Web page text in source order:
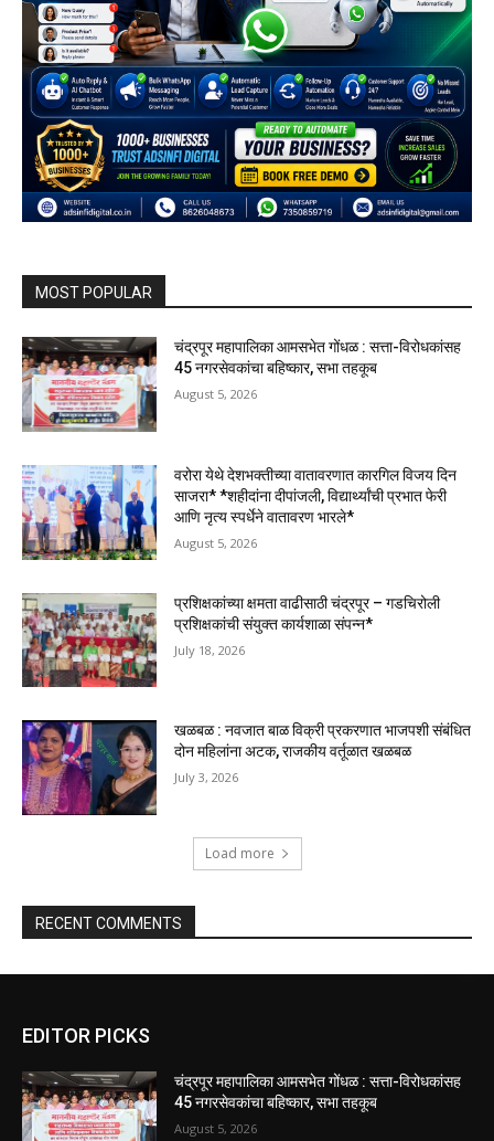
MOST POPULAR
चंद्रपूर महापालिका आमसभेत गोंधळ : सत्ता-विरोधकांसह
45 नगरसेवकांचा बहिष्कार, सभा तहकूब
August 5, 2026
वरोरा येथे देशभक्तीच्या वातावरणात कारगिल विजय दिन
साजरा* *शहीदांना दीपांजली, विद्यार्थ्यांची प्रभात फेरी
आणि नृत्य स्पर्धेने वातावरण भारले*
August 5, 2026
प्रशिक्षकांच्या क्षमता वाढीसाठी चंद्रपूर – गडचिरोली
प्रशिक्षकांची संयुक्त कार्यशाळा संपन्न*
July 18, 2026
खळबळ : नवजात बाळ विक्री प्रकरणात भाजपशी संबंधित
दोन महिलांना अटक, राजकीय वर्तूळात खळबळ
July 3, 2026
Load more
RECENT COMMENTS
EDITOR PICKS
चंद्रपूर महापालिका आमसभेत गोंधळ : सत्ता-विरोधकांसह
45 नगरसेवकांचा बहिष्कार, सभा तहकूब
August 5, 2026